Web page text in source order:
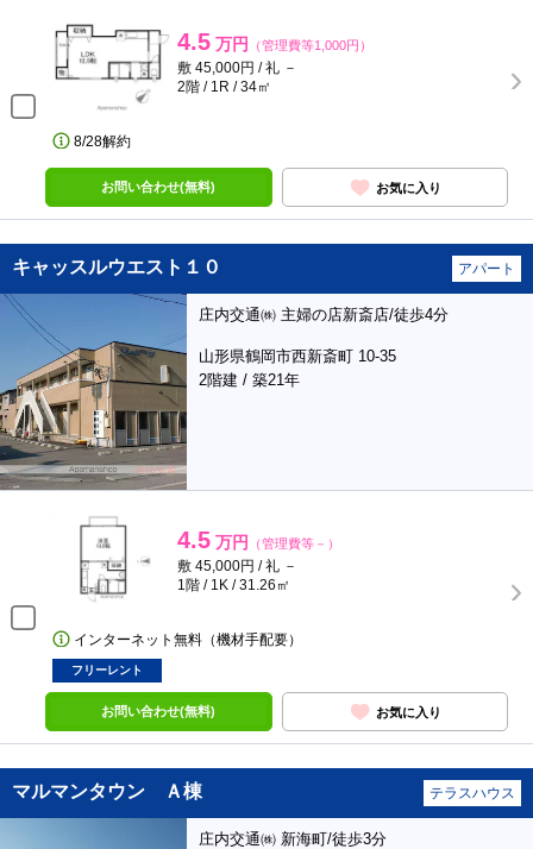
4.5 万円 （管理費等1,000円）
敷 45,000円 / 礼 －
2階 / 1R / 34㎡
8/28解約
お問い合わせ(無料) お気に入り
キャッスルウエスト１０ アパート
庄内交通㈱ 主婦の店新斎店/徒歩4分
山形県鶴岡市西新斎町 10-35
2階建 / 築21年
4.5 万円 （管理費等－）
敷 45,000円 / 礼 －
1階 / 1K / 31.26㎡
インターネット無料（機材手配要）
フリーレント
お問い合わせ(無料) お気に入り
マルマンタウン Ａ棟 テラスハウス
庄内交通㈱ 新海町/徒歩3分